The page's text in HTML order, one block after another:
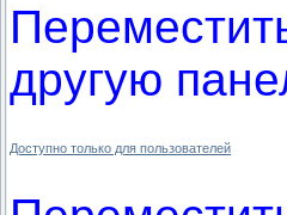
другую
Доступно только для пользователей